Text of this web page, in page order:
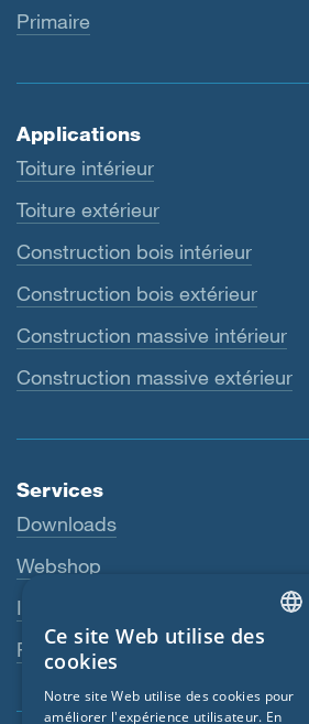
Primaire
Applications
Toiture intérieur
Toiture extérieur
Construction bois intérieur
Construction bois extérieur
Construction massive intérieur
Construction massive extérieur
Services
Downloads
Webshop
Interlocuteur
Revendeurs
ENGLISH
FRENCH
Ce site Web utilise des
cookies
Notre site Web utilise des cookies pour
améliorer l'expérience utilisateur. En